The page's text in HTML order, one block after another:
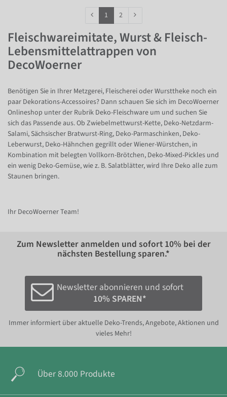
1 2
Fleischwareimitate, Wurst & Fleisch-
Lebensmittelattrappen von
DecoWoerner
Benötigen Sie in Ihrer Metzgerei, Fleischerei oder Wursttheke noch ein
paar Dekorations-Accessoires? Dann schauen Sie sich im DecoWoerner
Onlineshop unter der Rubrik Deko-Fleischware um und suchen Sie
sich das Passende aus. Ob Zwiebelmettwurst-Kette, Deko-Netzdarm-
Salami, Sächsischer Bratwurst-Ring, Deko-Parmaschinken, Deko-
Leberwurst, Deko-Hähnchen gegrillt oder Wiener-Würstchen, in
Kombination mit belegten Vollkorn-Brötchen, Deko-Mixed-Pickles und
ein wenig Deko-Gemüse, wie z. B. Salatblätter, wird Ihre Deko alle zum
Staunen bringen.
Ihr DecoWoerner Team!
Zum Newsletter anmelden und sofort 10% bei der
nächsten Bestellung sparen.*
Newsletter abonnieren und sofort
10% SPAREN*
Immer informiert über aktuelle Deko-Trends, Angebote, Aktionen und
vieles Mehr!
Über 8.000 Produkte